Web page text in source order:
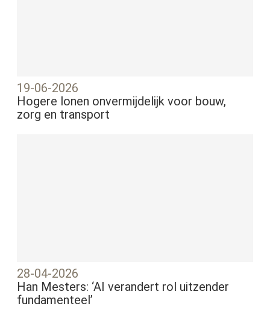
19-06-2026
Hogere lonen onvermijdelijk voor bouw,
zorg en transport
28-04-2026
Han Mesters: ‘AI verandert rol uitzender
fundamenteel’